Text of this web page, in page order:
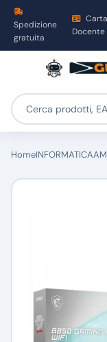
Spedizione
gratuita
Docente
HomeINFORMATICA